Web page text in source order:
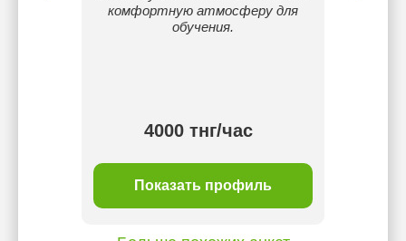
комфортную атмосферу для
обучения.
4000 тнг/час
Показать профиль